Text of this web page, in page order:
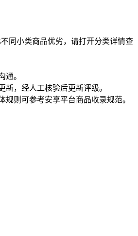
同小类商品优劣，请打开分类详情查
通。
，经人工核验后更新评级。
则可参考安享平台商品收录规范。